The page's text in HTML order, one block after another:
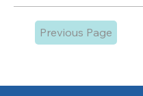
Previous Page